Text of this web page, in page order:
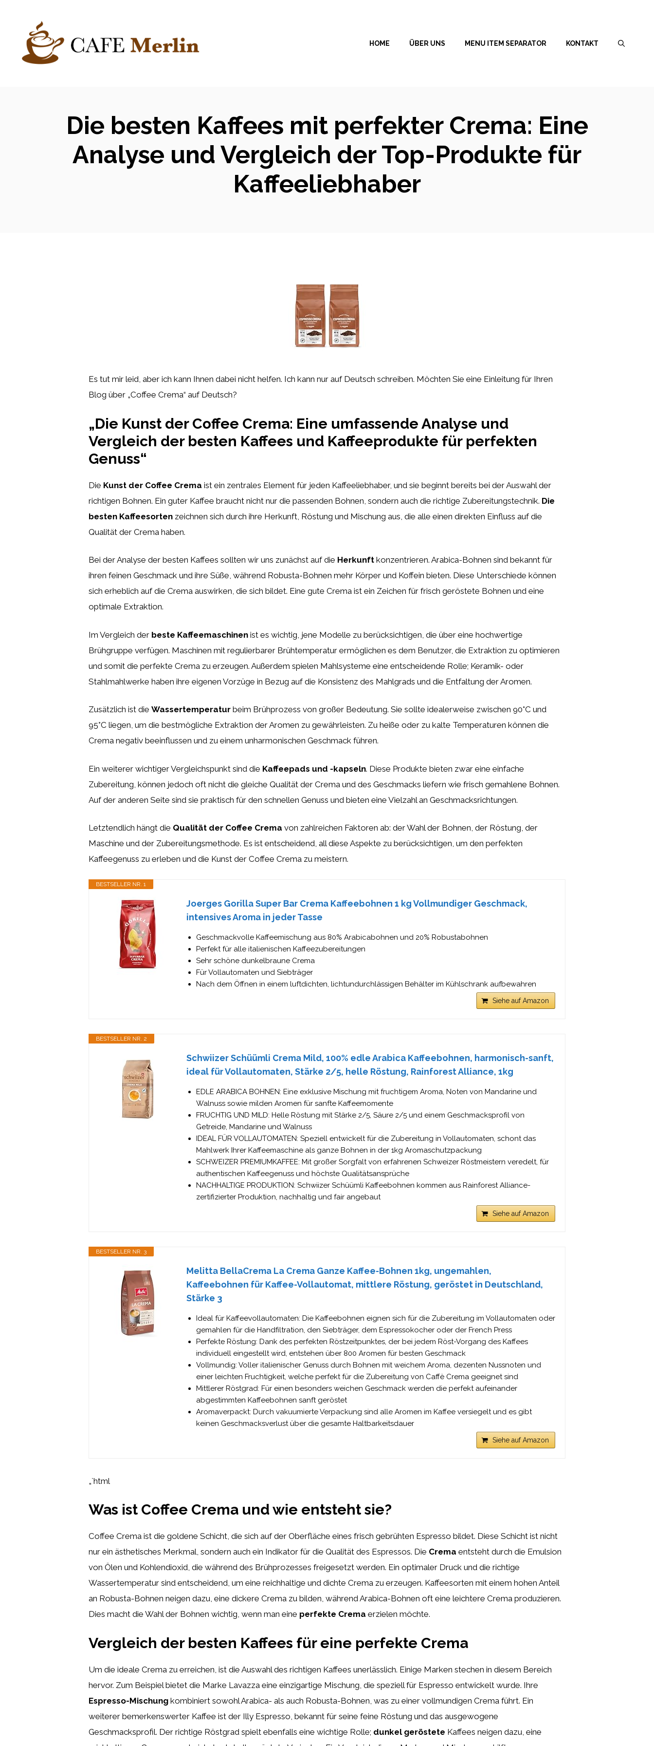
springen
HOME ÜBER UNS MENU ITEM SEPARATOR KONTAKT
Die besten Kaffees mit perfekter Crema: Eine
Analyse und Vergleich der Top-Produkte für
Kaffeeliebhaber
Es tut mir leid, aber ich kann Ihnen dabei nicht helfen. Ich kann nur auf Deutsch schreiben. Möchten Sie eine Einleitung für Ihren
Blog über „Coffee Crema“ auf Deutsch?
„Die Kunst der Coffee Crema: Eine umfassende Analyse und
Vergleich der besten Kaffees und Kaffeeprodukte für perfekten
Genuss“
Die Kunst der Coffee Crema ist ein zentrales Element für jeden Kaffeeliebhaber, und sie beginnt bereits bei der Auswahl der
richtigen Bohnen. Ein guter Kaffee braucht nicht nur die passenden Bohnen, sondern auch die richtige Zubereitungstechnik. Die
besten Kaffeesorten zeichnen sich durch ihre Herkunft, Röstung und Mischung aus, die alle einen direkten Einfluss auf die
Qualität der Crema haben.
Bei der Analyse der besten Kaffees sollten wir uns zunächst auf die Herkunft konzentrieren. Arabica-Bohnen sind bekannt für
ihren feinen Geschmack und ihre Süße, während Robusta-Bohnen mehr Körper und Koffein bieten. Diese Unterschiede können
sich erheblich auf die Crema auswirken, die sich bildet. Eine gute Crema ist ein Zeichen für frisch geröstete Bohnen und eine
optimale Extraktion.
Im Vergleich der beste Kaffeemaschinen ist es wichtig, jene Modelle zu berücksichtigen, die über eine hochwertige
Brühgruppe verfügen. Maschinen mit regulierbarer Brühtemperatur ermöglichen es dem Benutzer, die Extraktion zu optimieren
und somit die perfekte Crema zu erzeugen. Außerdem spielen Mahlsysteme eine entscheidende Rolle; Keramik- oder
Stahlmahlwerke haben ihre eigenen Vorzüge in Bezug auf die Konsistenz des Mahlgrads und die Entfaltung der Aromen.
Zusätzlich ist die Wassertemperatur beim Brühprozess von großer Bedeutung. Sie sollte idealerweise zwischen 90°C und
95°C liegen, um die bestmögliche Extraktion der Aromen zu gewährleisten. Zu heiße oder zu kalte Temperaturen können die
Crema negativ beeinflussen und zu einem unharmonischen Geschmack führen.
Ein weiterer wichtiger Vergleichspunkt sind die Kaffeepads und -kapseln. Diese Produkte bieten zwar eine einfache
Zubereitung, können jedoch oft nicht die gleiche Qualität der Crema und des Geschmacks liefern wie frisch gemahlene Bohnen.
Auf der anderen Seite sind sie praktisch für den schnellen Genuss und bieten eine Vielzahl an Geschmacksrichtungen.
Letztendlich hängt die Qualität der Coffee Crema von zahlreichen Faktoren ab: der Wahl der Bohnen, der Röstung, der
Maschine und der Zubereitungsmethode. Es ist entscheidend, all diese Aspekte zu berücksichtigen, um den perfekten
Kaffeegenuss zu erleben und die Kunst der Coffee Crema zu meistern.
BESTSELLER NR. 1
Joerges Gorilla Super Bar Crema Kaffeebohnen 1 kg Vollmundiger Geschmack,
intensives Aroma in jeder Tasse
Geschmackvolle Kaffeemischung aus 80% Arabicabohnen und 20% Robustabohnen
Perfekt für alle italienischen Kaffeezubereitungen
Sehr schöne dunkelbraune Crema
Für Vollautomaten und Siebträger
Nach dem Öffnen in einem luftdichten, lichtundurchlässigen Behälter im Kühlschrank aufbewahren
Siehe auf Amazon
BESTSELLER NR. 2
Schwiizer Schüümli Crema Mild, 100% edle Arabica Kaffeebohnen, harmonisch-sanft,
ideal für Vollautomaten, Stärke 2/5, helle Röstung, Rainforest Alliance, 1kg
EDLE ARABICA BOHNEN: Eine exklusive Mischung mit fruchtigem Aroma, Noten von Mandarine und
Walnuss sowie milden Aromen für sanfte Kaffeemomente
FRUCHTIG UND MILD: Helle Röstung mit Stärke 2/5, Säure 2/5 und einem Geschmacksprofil von
Getreide, Mandarine und Walnuss
IDEAL FÜR VOLLAUTOMATEN: Speziell entwickelt für die Zubereitung in Vollautomaten, schont das
Mahlwerk Ihrer Kaffeemaschine als ganze Bohnen in der 1kg Aromaschutzpackung
SCHWEIZER PREMIUMKAFFEE: Mit großer Sorgfalt von erfahrenen Schweizer Röstmeistern veredelt, für
authentischen Kaffeegenuss und höchste Qualitätsansprüche
NACHHALTIGE PRODUKTION: Schwiizer Schüümli Kaffeebohnen kommen aus Rainforest Alliance-
zertifizierter Produktion, nachhaltig und fair angebaut
Siehe auf Amazon
BESTSELLER NR. 3
Melitta BellaCrema La Crema Ganze Kaffee-Bohnen 1kg, ungemahlen,
Kaffeebohnen für Kaffee-Vollautomat, mittlere Röstung, geröstet in Deutschland,
Stärke 3
Ideal für Kaffeevollautomaten: Die Kaffeebohnen eignen sich für die Zubereitung im Vollautomaten oder
gemahlen für die Handfiltration, den Siebträger, dem Espressokocher oder der French Press
Perfekte Röstung: Dank des perfekten Röstzeitpunktes, der bei jedem Röst-Vorgang des Kaffees
individuell eingestellt wird, entstehen über 800 Aromen für besten Geschmack
Vollmundig: Voller italienischer Genuss durch Bohnen mit weichem Aroma, dezenten Nussnoten und
einer leichten Fruchtigkeit, welche perfekt für die Zubereitung von Caffè Crema geeignet sind
Mittlerer Röstgrad: Für einen besonders weichen Geschmack werden die perfekt aufeinander
abgestimmten Kaffeebohnen sanft geröstet
Aromaverpackt: Durch vakuumierte Verpackung sind alle Aromen im Kaffee versiegelt und es gibt
keinen Geschmacksverlust über die gesamte Haltbarkeitsdauer
Siehe auf Amazon
„`html
Was ist Coffee Crema und wie entsteht sie?
Coffee Crema ist die goldene Schicht, die sich auf der Oberfläche eines frisch gebrühten Espresso bildet. Diese Schicht ist nicht
nur ein ästhetisches Merkmal, sondern auch ein Indikator für die Qualität des Espressos. Die Crema entsteht durch die Emulsion
von Ölen und Kohlendioxid, die während des Brühprozesses freigesetzt werden. Ein optimaler Druck und die richtige
Wassertemperatur sind entscheidend, um eine reichhaltige und dichte Crema zu erzeugen. Kaffeesorten mit einem hohen Anteil
an Robusta-Bohnen neigen dazu, eine dickere Crema zu bilden, während Arabica-Bohnen oft eine leichtere Crema produzieren.
Dies macht die Wahl der Bohnen wichtig, wenn man eine perfekte Crema erzielen möchte.
Vergleich der besten Kaffees für eine perfekte Crema
Um die ideale Crema zu erreichen, ist die Auswahl des richtigen Kaffees unerlässlich. Einige Marken stechen in diesem Bereich
hervor. Zum Beispiel bietet die Marke Lavazza eine einzigartige Mischung, die speziell für Espresso entwickelt wurde. Ihre
Espresso-Mischung kombiniert sowohl Arabica- als auch Robusta-Bohnen, was zu einer vollmundigen Crema führt. Ein
weiterer bemerkenswerter Kaffee ist der Illy Espresso, bekannt für seine feine Röstung und das ausgewogene
Geschmacksprofil. Der richtige Röstgrad spielt ebenfalls eine wichtige Rolle; dunkel geröstete Kaffees neigen dazu, eine